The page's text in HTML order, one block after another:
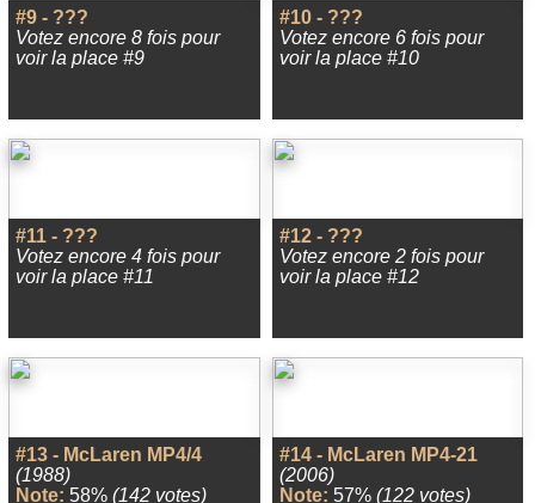
#9 - ???
Votez encore 8 fois pour
voir la place #9
#10 - ???
Votez encore 6 fois pour
voir la place #10
#11 - ???
Votez encore 4 fois pour
voir la place #11
#12 - ???
Votez encore 2 fois pour
voir la place #12
#13 - McLaren MP4/4
(1988)
Note: 58% (142 votes)
#14 - McLaren MP4-21
(2006)
Note: 57% (122 votes)